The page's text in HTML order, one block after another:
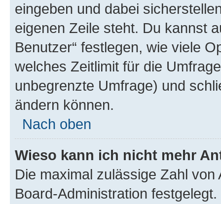
eingeben und dabei
eigenen Zeile steht. Du kannst
Benutzer“ festlegen, wie viele
welches Zeitlimit für die
unbegrenzte Umfrage) und
ändern können.
Nach oben
Wieso kann ich nicht mehr
Die maximal zulässige Zahl
Board-Administration